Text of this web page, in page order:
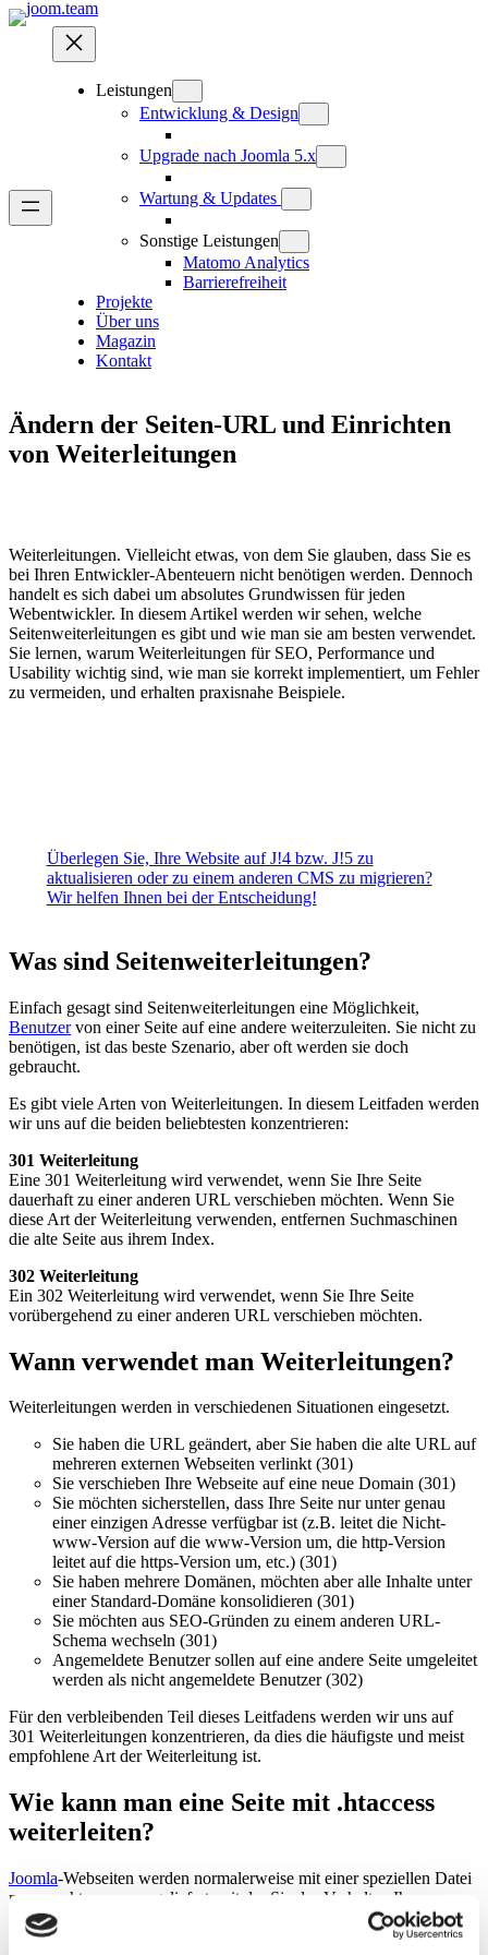
Zum
springen
Leistungen
Entwicklung & Design
Upgrade nach Joomla 5.x
Wartung & Updates
Sonstige Leistungen
Matomo Analytics
Barrierefreiheit
Projekte
Über uns
Magazin
Kontakt
Ändern der Seiten-URL und Einrichten
von Weiterleitungen
Weiterleitungen. Vielleicht etwas, von dem Sie glauben, dass Sie es
bei Ihren Entwickler-Abenteuern nicht benötigen werden. Dennoch
handelt es sich dabei um absolutes Grundwissen für jeden
Webentwickler. In diesem Artikel werden wir sehen, welche
Seitenweiterleitungen es gibt und wie man sie am besten verwendet.
Sie lernen, warum Weiterleitungen für SEO, Performance und
Usability wichtig sind, wie man sie korrekt implementiert, um Fehler
zu vermeiden, und erhalten praxisnahe Beispiele.
Überlegen Sie, Ihre Website auf J!4 bzw. J!5 zu
aktualisieren oder zu einem anderen CMS zu migrieren?
Wir helfen Ihnen bei der Entscheidung!
Was sind Seitenweiterleitungen?
Einfach gesagt sind Seitenweiterleitungen eine Möglichkeit,
Benutzervon einer Seite auf eine andere weiterzuleiten. Sie nicht zu
benötigen, ist das beste Szenario, aber oft werden sie doch
gebraucht.
Es gibt viele Arten von Weiterleitungen. In diesem Leitfaden werden
wir uns auf die beiden beliebtesten konzentrieren:
301 Weiterleitung
Eine 301 Weiterleitung wird verwendet, wenn Sie Ihre Seite
dauerhaft zu einer anderen URL verschieben möchten. Wenn Sie
diese Art der Weiterleitung verwenden, entfernen Suchmaschinen
die alte Seite aus ihrem Index.
302 Weiterleitung
Ein 302 Weiterleitung wird verwendet, wenn Sie Ihre Seite
vorübergehend zu einer anderen URL verschieben möchten.
Wann verwendet man Weiterleitungen?
Weiterleitungen werden in verschiedenen Situationen eingesetzt.
Sie haben die URL geändert, aber Sie haben die alte URL auf
mehreren externen Webseiten verlinkt (301)
Sie verschieben Ihre Webseite auf eine neue Domain (301)
Sie möchten sicherstellen, dass Ihre Seite nur unter genau
einer einzigen Adresse verfügbar ist (z.B. leitet die Nicht-
www-Version auf die www-Version um, die http-Version
leitet auf die https-Version um, etc.) (301)
Sie haben mehrere Domänen, möchten aber alle Inhalte unter
einer Standard-Domäne konsolidieren (301)
Sie möchten aus SEO-Gründen zu einem anderen URL-
Schema wechseln (301)
Angemeldete Benutzer sollen auf eine andere Seite umgeleitet
werden als nicht angemeldete Benutzer (302)
Für den verbleibenden Teil dieses Leitfadens werden wir uns auf
301 Weiterleitungen konzentrieren, da dies die häufigste und meist
empfohlene Art der Weiterleitung ist.
Wie kann man eine Seite mit .htaccess
weiterleiten?
Joomla-Webseiten werden normalerweise mit einer speziellen Datei
namens .htaccess ausgeliefert, mit der Sie das Verhalten Ihres
Webservers konfigurieren können. Die.htaccess-Datei kann auch
zum Einrichten von Weiterleitungen verwendet werden. Sie befindet